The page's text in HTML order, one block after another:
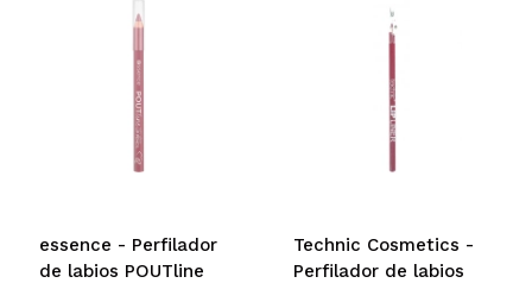
essence - Perfilador
de labios POUTline
Technic Cosmetics -
Perfilador de labios